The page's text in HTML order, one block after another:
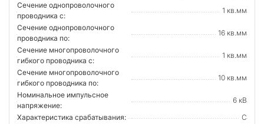
Сечение однопроволочного
проводника с:
1 кв.мм
Сечение однопроволочного
проводника по:
16 кв.мм
Сечение многопроволочного
гибкого проводника с:
1 кв.мм
Сечение многопроволочного
гибкого проводника по:
10 кв.мм
Номинальное импульсное
напряжение:
6 кВ
Характеристика срабатывания:
C